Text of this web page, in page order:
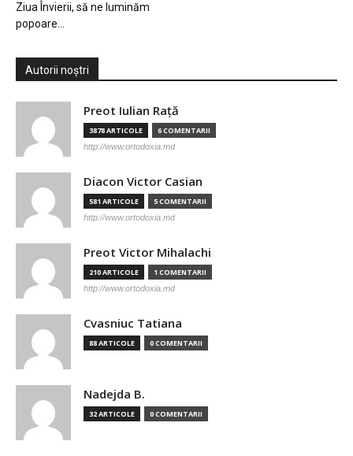
Ziua Învierii, să ne luminăm
popoare…
Autorii noștri
Preot Iulian Raţă
3878 ARTICOLE 6 COMENTARII
http://www.ortodoxia.md
Diacon Victor Casian
581 ARTICOLE 5 COMENTARII
http://www.ortodoxia.md
Preot Victor Mihalachi
210 ARTICOLE 1 COMENTARII
http://www.ortodoxia.md
Cvasniuc Tatiana
88 ARTICOLE 0 COMENTARII
Nadejda B.
32 ARTICOLE 0 COMENTARII